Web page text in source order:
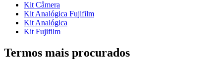
Kit Câmera
Kit Analógica Fujifilm
Kit Analógica
Kit Fujifilm
Termos mais procurados